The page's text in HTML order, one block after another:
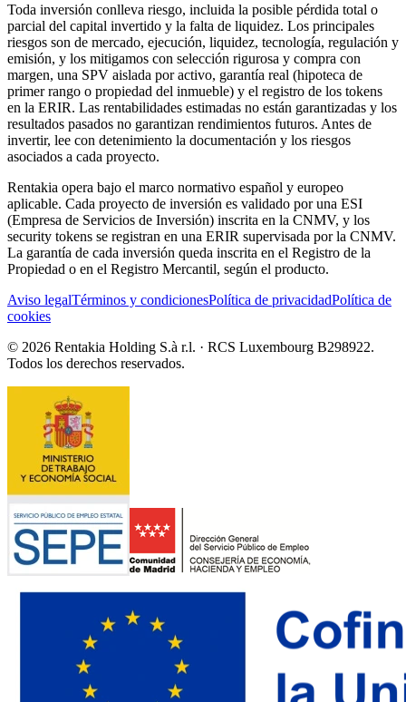
Toda inversión conlleva riesgo, incluida la posible pérdida total o
parcial del capital invertido y la falta de liquidez. Los principales
riesgos son de mercado, ejecución, liquidez, tecnología, regulación y
emisión, y los mitigamos con selección rigurosa y compra con
margen, una SPV aislada por activo, garantía real (hipoteca de
primer rango o propiedad del inmueble) y el registro de los tokens
en la ERIR. Las rentabilidades estimadas no están garantizadas y los
resultados pasados no garantizan rendimientos futuros. Antes de
invertir, lee con detenimiento la documentación y los riesgos
asociados a cada proyecto.
Rentakia opera bajo el marco normativo español y europeo
aplicable. Cada proyecto de inversión es validado por una ESI
(Empresa de Servicios de Inversión) inscrita en la CNMV, y los
security tokens se registran en una ERIR supervisada por la CNMV.
La garantía de cada inversión queda inscrita en el Registro de la
Propiedad o en el Registro Mercantil, según el producto.
Aviso legalTérminos y condicionesPolítica de privacidadPolítica de
cookies
© 2026 Rentakia Holding S.à r.l. · RCS Luxembourg B298922.
Todos los derechos reservados.